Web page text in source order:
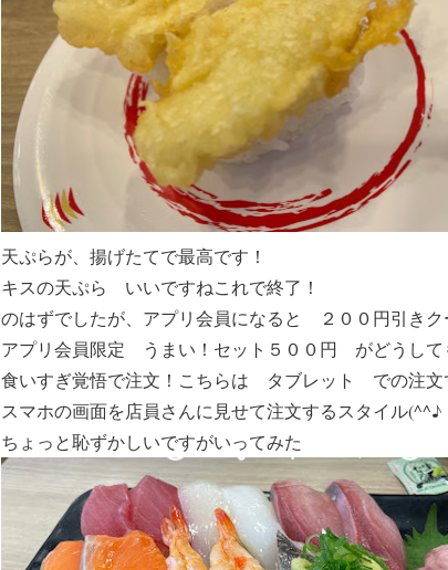
天ぷらが、揚げたてで最高です！
キスの天ぷら いいですねこれで終了！
のはずでしたが、アプリ会員になると ２００円引き
アプリ会員限定 うまい！セット５００円 がどうして
食いすぎ覚悟で注文！こちらは タブレット での注文
スマホの画面を店員さんに見せて注文するスタイル(^^♪
ちょっと恥ずかしいですがいってみた